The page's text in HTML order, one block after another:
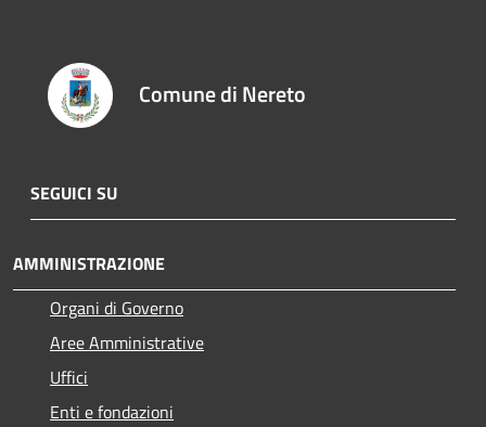
Comune di Nereto
SEGUICI SU
AMMINISTRAZIONE
Organi di Governo
Aree Amministrative
Uffici
Enti e fondazioni